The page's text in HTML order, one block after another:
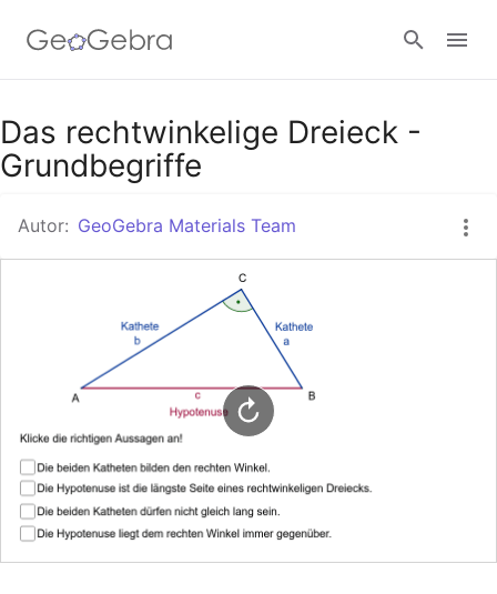
Google Classroom
Anmelden
Das rechtwinkelige Dreieck -
Grundbegriffe
Autor: GeoGebra Materials Team